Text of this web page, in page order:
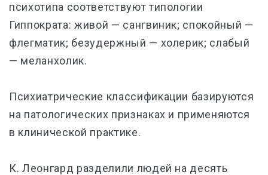
психотипа соответствуют типологии
Гиппократа: живой — сангвиник; спокойный —
флегматик; безудержный — холерик; слабый
— меланхолик.
Психиатрические классификации базируются
на патологических признаках и применяются
в клинической практике.
К. Леонгард разделили людей на десять